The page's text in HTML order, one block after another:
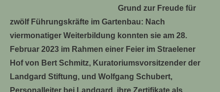
Grund zur Freude für
zwölf Führungskräfte im Gartenbau: Nach
viermonatiger Weiterbildung konnten sie am 28.
Februar 2023 im Rahmen einer Feier im Straelener
Hof von Bert Schmitz, Kuratoriumsvorsitzender der
Landgard Stiftung, und Wolfgang Schubert,
Personalleiter bei Landgard, ihre Zertifikate als